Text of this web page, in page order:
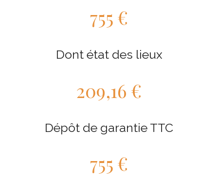
755 €
Dont état des lieux
209,16 €
Dépôt de garantie TTC
755 €